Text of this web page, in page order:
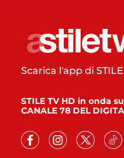
Scarica l'app di
STILE TV HD in onda
CANALE 78 DEL